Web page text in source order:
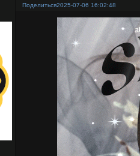
Поделиться2025-07-06 16:02:48